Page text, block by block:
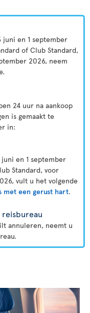
en 1 september
of Club Standard,
2026, neem
24 uur na aankoop
is gemaakt te
in:
en 1 september
Standard, voor
vult u het volgende
met een gerust hart.
reisbureau
annuleren, neemt u